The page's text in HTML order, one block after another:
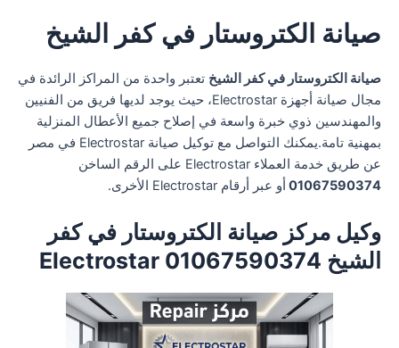
صيانة الكتروستار في كفر الشيخ
صيانة الكتروستار في كفر الشيخ تعتبر واحدة من المراكز الرائدة في
مجال صيانة أجهزة Electrostar، حيث يوجد لديها فريق من الفنيين
والمهندسين ذوي خبرة واسعة في إصلاح جميع الأعطال المنزلية
بمهنية تامة.يمكنك التواصل مع توكيل صيانة Electrostar في مصر
عن طريق خدمة العملاء Electrostar على الرقم الساخن
01067590374 أو عبر أرقام Electrostar الأخرى.
وكيل مركز صيانة الكتروستار في كفر
الشيخ 01067590374 Electrostar